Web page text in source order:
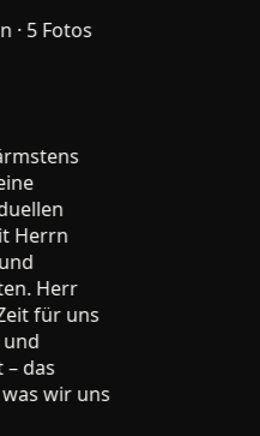
5 Fotos
Herrn
Herr
für uns
das
wir uns